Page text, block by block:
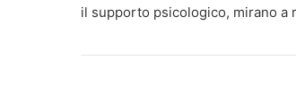
il supporto psicologico, mirano a